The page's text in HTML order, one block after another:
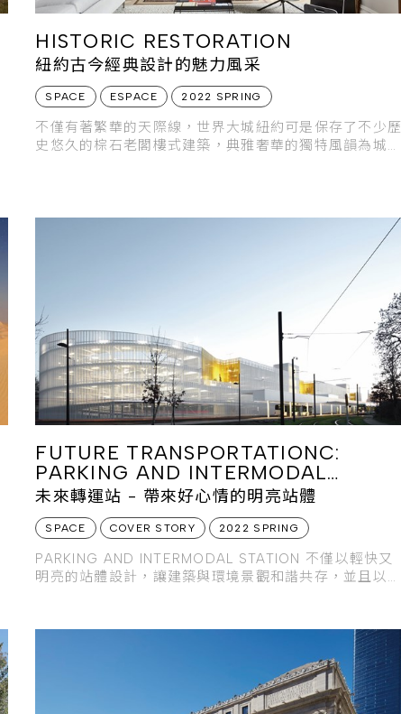
HISTORIC RESTORATION
紐約古今經典設計的魅力風采
SPACE ESPACE 2022 SPRING
不僅有著繁華的天際線，世界大城紐約可是保存了不少歷
史悠久的棕石老閣樓式建築，典雅奢華的獨特風韻為城市
FUTURE TRANSPORTATIONC:
PARKING AND INTERMODAL
STATION
未來轉運站 - 帶來好心情的明亮站體
SPACE COVER STORY 2022 SPRING
PARKING AND INTERMODAL STATION 不僅以輕快又
明亮的站體設計，讓建築與環境景觀和諧共存，並且以近